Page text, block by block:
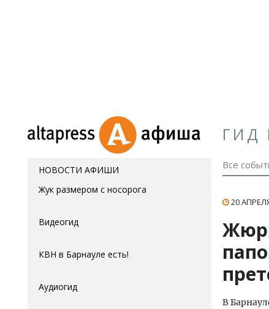
ГИД
НОВОСТИ АФИШИ Все
Жук размером с носорога
Видеогид
КВН в Барнауле есть!
Аудиогид
20
В